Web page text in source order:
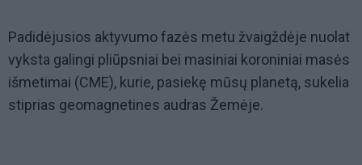
Padidėjusios aktyvumo fazės metu žvaigždėje nuolat
vyksta galingi pliūpsniai bei masiniai koroniniai masės
išmetimai (CME), kurie, pasiekę mūsų planetą, sukelia
stiprias geomagnetines audras Žemėje.